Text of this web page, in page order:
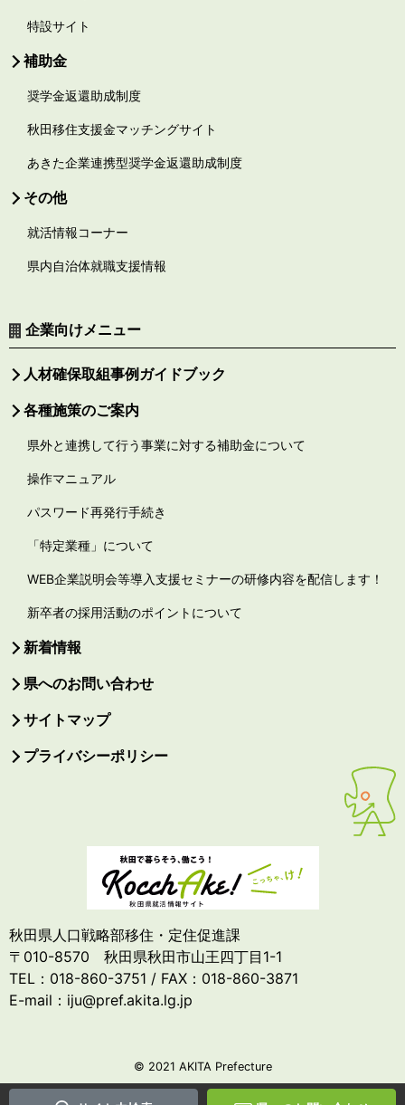
特設サイト
補助金
奨学金返還助成制度
秋田移住支援金マッチングサイト
あきた企業連携型奨学金返還助成制度
その他
就活情報コーナー
県内自治体就職支援情報
企業向けメニュー
人材確保取組事例ガイドブック
各種施策のご案内
県外と連携して行う事業に対する補助金について
操作マニュアル
パスワード再発行手続き
「特定業種」について
WEB企業説明会等導入支援セミナーの研修内容を配信します！
新卒者の採用活動のポイントについて
新着情報
県へのお問い合わせ
サイトマップ
プライバシーポリシー
秋田県人口戦略部移住・定住促進課
〒010-8570 秋田県秋田市山王四丁目1-1
TEL：018-860-3751 / FAX：018-860-3871
E-mail：iju@pref.akita.lg.jp
© 2021 AKITA Prefecture